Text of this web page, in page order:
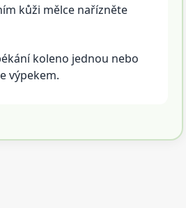
kůži mělce nařízněte
koleno jednou nebo
výpekem.